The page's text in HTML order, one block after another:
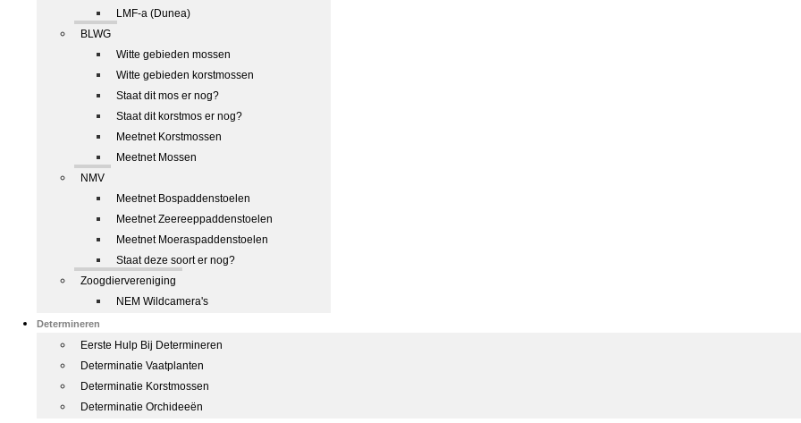
LMF-a (Dunea)
BLWG
Witte gebieden mossen
Witte gebieden korstmossen
Staat dit mos er nog?
Staat dit korstmos er nog?
Meetnet Korstmossen
Meetnet Mossen
NMV
Meetnet Bospaddenstoelen
Meetnet Zeereeppaddenstoelen
Meetnet Moeraspaddenstoelen
Staat deze soort er nog?
Zoogdiervereniging
NEM Wildcamera's
Determineren
Eerste Hulp Bij Determineren
Determinatie Vaatplanten
Determinatie Korstmossen
Determinatie Orchideeën